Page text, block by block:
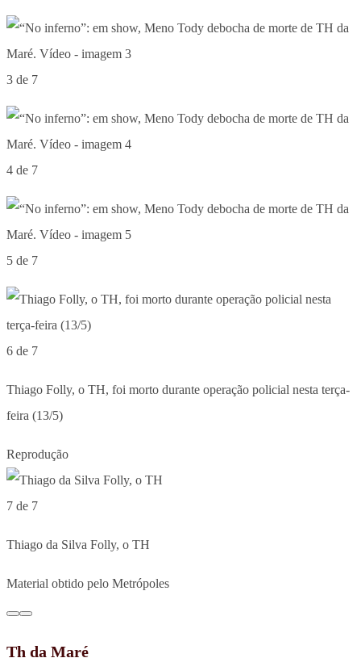
3 de 7
4 de 7
5 de 7
6 de 7
Thiago Folly, o TH, foi morto durante operação policial nesta terça-
feira (13/5)
Reprodução
7 de 7
Thiago da Silva Folly, o TH
Material obtido pelo Metrópoles
Th da Maré